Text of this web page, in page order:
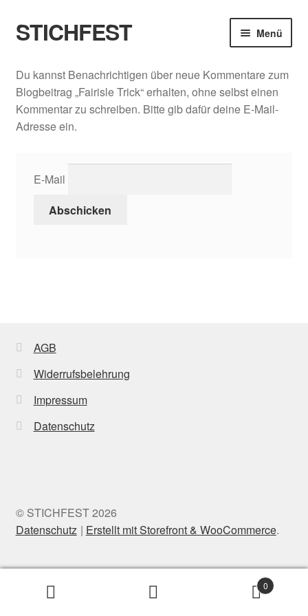
Zur
Navigation
Zum
Inhalt
STICHFEST Menü
Blog
About me
Du kannst Benachrichtigen über neue Kommentare zum
Blogbeitrag „Fairisle Trick“ erhalten, ohne selbst einen
Kommentar zu schreiben. Bitte gib dafür deine E-Mail-
Adresse ein.
E-Mail
AGB
Widerrufsbelehrung
Impressum
Datenschutz
© STICHFEST 2026
Datenschutz
Erstellt mit Storefront & WooCommerce.
0